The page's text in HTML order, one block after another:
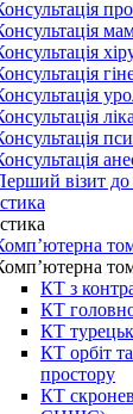
візит
КТ з
КТ
КТ
КТ орбіт
простору
КТ